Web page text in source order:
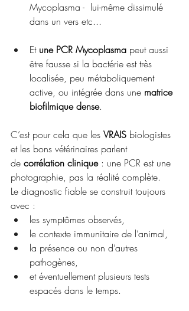
Mycoplasma -  lui-même dissimulé
dans un vers etc...
Et une PCR Mycoplasma peut aussi
être fausse si la bactérie est très
localisée, peu métaboliquement
active, ou intégrée dans une matrice
biofilmique dense.
C’est pour cela que les VRAIS biologistes
et les bons vétérinaires parlent
de corrélation clinique : une PCR est une
photographie, pas la réalité complète.
Le diagnostic fiable se construit toujours
avec :
les symptômes observés,
le contexte immunitaire de l’animal,
la présence ou non d’autres
pathogènes,
et éventuellement plusieurs tests
espacés dans le temps.